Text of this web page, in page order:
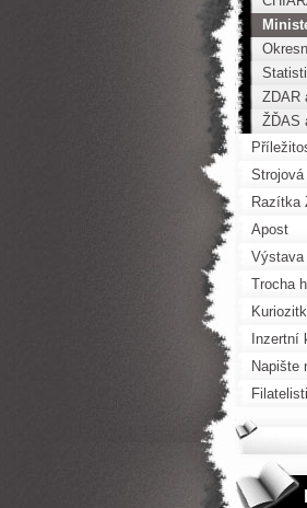
ZDAR
ŽĎAS
Razítka
Apost
Výstava
Trocha
Inzertní
Napište